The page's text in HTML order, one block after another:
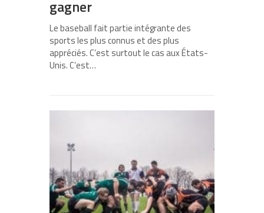
gagner
Le baseball fait partie intégrante des
sports les plus connus et des plus
appréciés. C’est surtout le cas aux États-
Unis. C’est…